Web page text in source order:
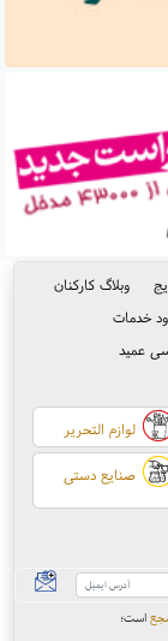
وبلاگ کارکنان
خدمات
عمید
لوازم التحریر
صنایع دستی
است؛